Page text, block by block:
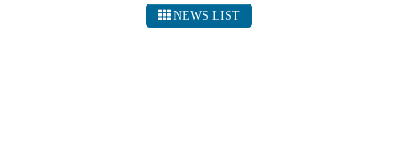
NEWS LIST